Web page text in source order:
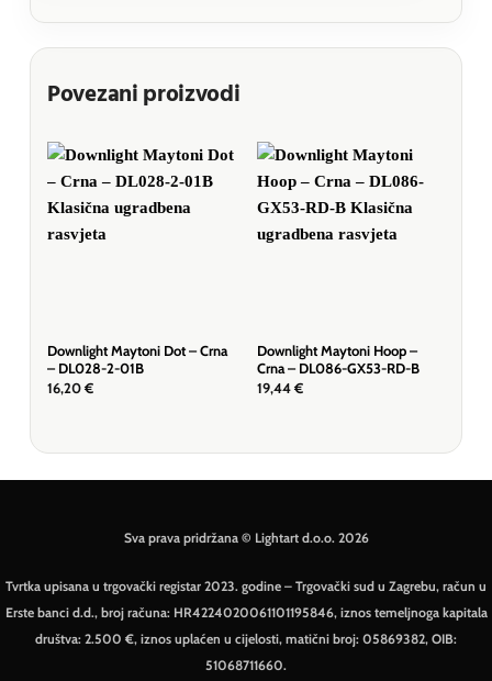
Povezani proizvodi
Downlight Maytoni Dot – Crna
– DL028-2-01B
16,20 €
Downlight Maytoni Hoop –
Crna – DL086-GX53-RD-B
19,44 €
Sva prava pridržana © Lightart d.o.o. 2026
Tvrtka upisana u trgovački registar 2023. godine – Trgovački sud u Zagrebu, račun u
Erste banci d.d., broj računa: HR4224020061101195846, iznos temeljnoga kapitala
društva: 2.500 €, iznos uplaćen u cijelosti, matični broj: 05869382, OIB:
51068711660.